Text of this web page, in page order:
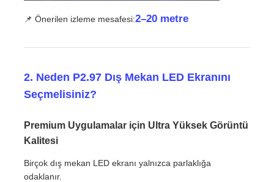
📌 Önerilen izleme mesafesi:2–20 metre
2. Neden P2.97 Dış Mekan LED Ekranını
Seçmelisiniz?
Premium Uygulamalar için Ultra Yüksek Görüntü
Kalitesi
Birçok dış mekan LED ekranı yalnızca parlaklığa
odaklanır.